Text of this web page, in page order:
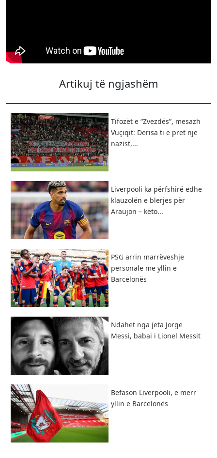
Artikuj të ngjashëm
Tifozët e “Zvezdës”, mesazh
Vuçiqit: Derisa ti e pret një
nazist,...
Liverpooli ka përfshirë edhe
klauzolën e blerjes për
Araujon – këto...
PSG arrin marrëveshje
personale me yllin e
Barcelonës
Ndahet nga jeta Jorge
Messi, babai i Lionel Messit
Befason Liverpooli, e merr
yllin e Barcelonës